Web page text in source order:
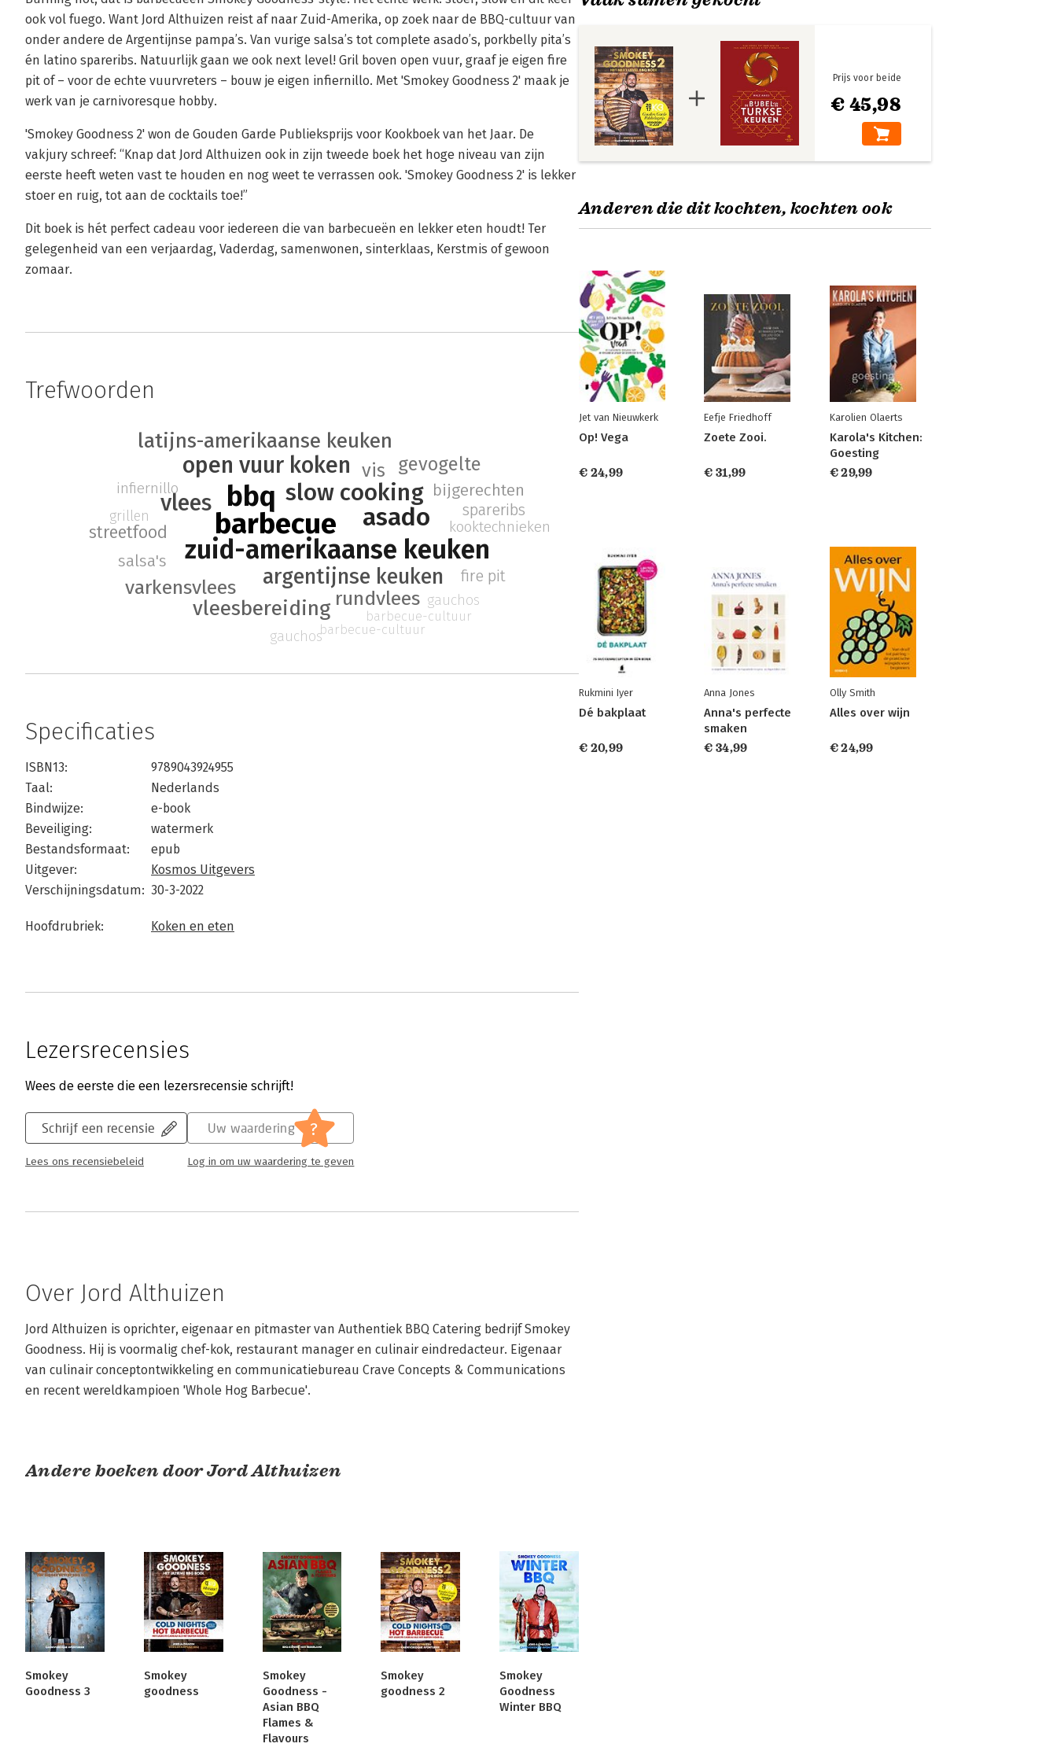
ook vol fuego. Want Jord Althuizen reist af naar Zuid-Amerika, op zoek naar de BBQ-cultuur van
onder andere de Argentijnse pampa’s. Van vurige salsa’s tot complete asado’s, porkbelly pita’s
én latino spareribs. Natuurlijk gaan we ook next level! Gril boven open vuur, graaf je eigen fire
pit of – voor de echte vuurvreters – bouw je eigen infiernillo. Met 'Smokey Goodness 2' maak je
werk van je carnivoresque hobby.
'Smokey Goodness 2' won de Gouden Garde Publieksprijs voor Kookboek van het Jaar. De
vakjury schreef: “Knap dat Jord Althuizen ook in zijn tweede boek het hoge niveau van zijn
eerste heeft weten vast te houden en nog weet te verrassen ook. 'Smokey Goodness 2' is lekker
stoer en ruig, tot aan de cocktails toe!”
Dit boek is hét perfect cadeau voor iedereen die van barbecueën en lekker eten houdt! Ter
gelegenheid van een verjaardag, Vaderdag, samenwonen, sinterklaas, Kerstmis of gewoon
zomaar.
Trefwoorden
barbecue
zuid-amerikaanse keuken
bbq slow cooking
asado
argentijnse keuken
vlees
open vuur koken
rundvlees
vleesbereiding
varkensvlees
latijns-amerikaanse keuken
streetfood
vis gevogelte
salsa's
bijgerechten
spareribs
infiernillo
kooktechnieken
grillen
fire pit
barbecue-cultuur
gauchos
barbecue-cultuur
gauchos
Specificaties
ISBN13:
9789043924955
Taal:
Nederlands
Bindwijze:
e-book
Beveiliging:
watermerk
Bestandsformaat:
epub
Uitgever:
Kosmos Uitgevers
Verschijningsdatum: 30-3-2022
Hoofdrubriek: Koken en eten
Lezersrecensies
Wees de eerste die een lezersrecensie schrijft!
Schrijf een recensie
Lees ons recensiebeleid
Uw waardering ?
Log in om uw waardering te geven
Over Jord Althuizen
Jord Althuizen is oprichter, eigenaar en pitmaster van Authentiek BBQ Catering bedrijf Smokey
Goodness. Hij is voormalig chef-kok, restaurant manager en culinair eindredacteur. Eigenaar
van culinair conceptontwikkeling en communicatiebureau Crave Concepts & Communications
en recent wereldkampioen 'Whole Hog Barbecue'.
Andere boeken door Jord Althuizen
Smokey
Goodness 3
Smokey
goodness
Smokey
Goodness -
Asian BBQ
Flames &
Flavours
Smokey
goodness 2
Smokey
Goodness
Winter BBQ
€ 45,98
Prijs voor beide
Anderen die dit kochten, kochten ook
Jet van Nieuwkerk
Op! Vega
€ 24,99
Eefje Friedhoff
Zoete Zooi.
€ 31,99
Karolien Olaerts
Karola's Kitchen:
Goesting
€ 29,99
Rukmini Iyer
Dé bakplaat
€ 20,99
Anna Jones
Anna's perfecte
smaken
€ 34,99
Olly Smith
Alles over wijn
€ 24,99